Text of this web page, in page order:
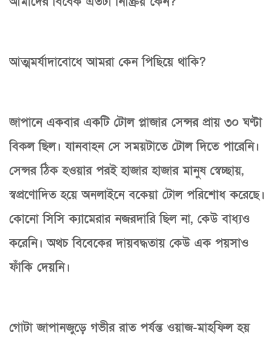
আত্মমর্যাদাবোধে আমরা কেন পিছিয়ে থাকি?
জাপানে একবার একটি টোল প্লাজার সেন্সর প্রায় ৩০ ঘণ্টা
বিকল ছিল। যানবাহন সে সময়টাতে টোল দিতে পারেনি।
সেন্সর ঠিক হওয়ার পরই হাজার হাজার মানুষ স্বেচ্ছায়,
স্বপ্রণোদিত হয়ে অনলাইনে বকেয়া টোল পরিশোধ করেছে।
কোনো সিসি ক্যামেরার নজরদারি ছিল না, কেউ বাধ্যও
করেনি। অথচ বিবেকের দায়বদ্ধতায় কেউ এক পয়সাও
ফাঁকি দেয়নি।
গোটা জাপানজুড়ে গভীর রাত পর্যন্ত ওয়াজ-মাহফিল হয়